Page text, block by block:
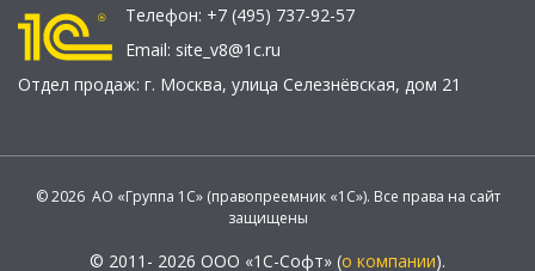
Телефон: +7 (495) 737-92-57
Email: site_v8@1c.ru
Отдел продаж: г. Москва, улица Селезнёвская, дом 21
© 2026 АО «Группа 1С» (правопреемник «1С»). Все права на сайт
защищены
© 2011- 2026 ООО «1С-Софт» (о компании).